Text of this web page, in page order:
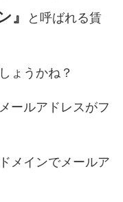
』
と呼ばれる賃
ょうかね？
ールアドレスがフ
メインでメールア